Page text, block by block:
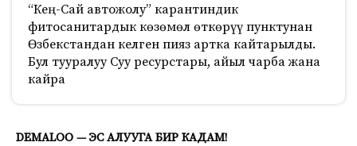
“Кең-Сай автожолу” карантиндик
фитосанитардык көзөмөл өткөрүү пунктунан
Өзбекстандан келген пияз артка кайтарылды.
Бул тууралуу Суу ресурстары, айыл чарба жана
кайра
DEMALOO — ЭС АЛУУГА БИР КАДАМ!